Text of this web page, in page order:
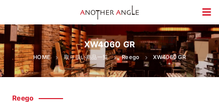
XW4060 GR
HOME 取り扱い商品一覧 Reego XW4060 GR
Reego